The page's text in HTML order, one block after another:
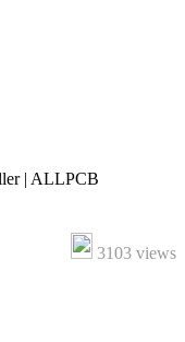
| ALLPCB
3103 views